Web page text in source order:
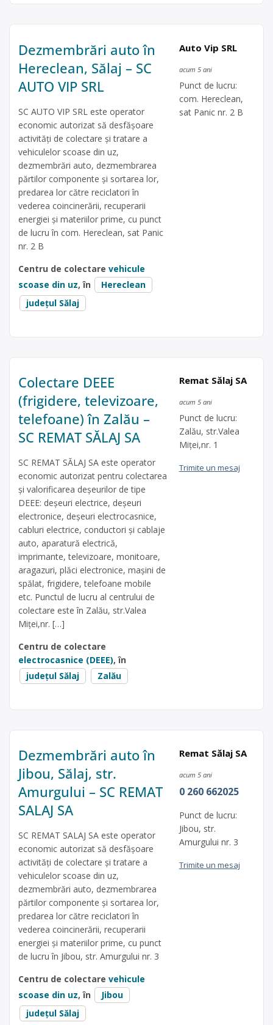
Dezmembrări auto în
Hereclean, Sălaj – SC
AUTO VIP SRL
SC AUTO VIP SRL este operator
economic autorizat să desfăşoare
activităţi de colectare şi tratare a
vehiculelor scoase din uz,
dezmembrări auto, dezmembrarea
părtilor componente și sortarea lor,
predarea lor către reciclatori în
vederea coincinerării, recuperarii
energiei și materiilor prime, cu punct
de lucru în com. Hereclean, sat Panic
nr. 2 B
Centru de colectare vehicule
scoase din uz, în
Hereclean
județul Sălaj
Auto Vip SRL
acum 5 ani
Punct de lucru:
com. Hereclean,
sat Panic nr. 2 B
Colectare DEEE
(frigidere, televizoare,
telefoane) în Zalău –
SC REMAT SĂLAJ SA
SC REMAT SĂLAJ SA este operator
economic autorizat pentru colectarea
și valorificarea deșeurilor de tipe
DEEE: deșeuri electrice, deșeuri
electronice, deșeuri electrocasnice,
cabluri electrice, conductori și cablaje
auto, aparatură electrică,
imprimante, televizoare, monitoare,
aragazuri, plăci electronice, mașini de
spălat, frigidere, telefoane mobile
etc. Punctul de lucru al centrului de
colectare este în Zalău, str.Valea
Miței,nr. […]
Centru de colectare
electrocasnice (DEEE), în
județul Sălaj
Zalău
Remat Sălaj SA
acum 5 ani
Punct de lucru:
Zalău, str.Valea
Miței,nr. 1
Trimite un mesaj
Dezmembrări auto în
Jibou, Sălaj, str.
Amurgului – SC REMAT
SALAJ SA
SC REMAT SALAJ SA este operator
economic autorizat să desfăşoare
activităţi de colectare şi tratare a
vehiculelor scoase din uz,
dezmembrări auto, dezmembrarea
părtilor componente și sortarea lor,
predarea lor către reciclatori în
vederea coincinerării, recuperarii
energiei și materiilor prime, cu punct
de lucru în Jibou, str. Amurgului nr. 3
Centru de colectare vehicule
scoase din uz, în
Jibou
județul Sălaj
Remat Sălaj SA
acum 5 ani
0 260 662025
Punct de lucru:
Jibou, str.
Amurgului nr. 3
Trimite un mesaj